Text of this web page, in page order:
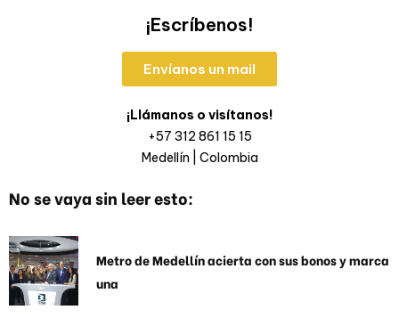
¡Escríbenos!
Envíanos un mail
¡Llámanos o visítanos!
+57 312 861 15 15
Medellín | Colombia
No se vaya sin leer esto:
Metro de Medellín acierta con sus bonos y marca
una